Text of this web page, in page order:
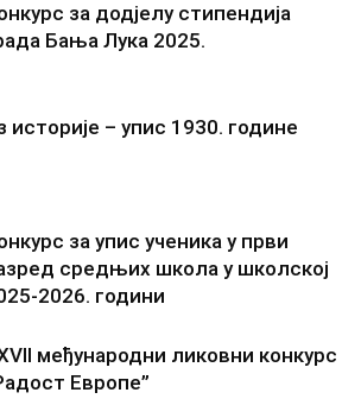
за додјелу стипендија
Бања Лука 2025.
историје – упис 1930. године
за упис ученика у први
средњих школа у школској
2026. години
међународни ликовни конкурс
Европе”